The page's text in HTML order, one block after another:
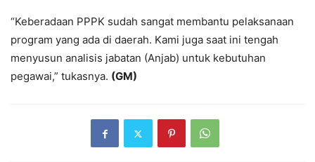
“Keberadaan PPPK sudah sangat membantu pelaksanaan
program yang ada di daerah. Kami juga saat ini tengah
menyusun analisis jabatan (Anjab) untuk kebutuhan
pegawai,” tukasnya. (GM)